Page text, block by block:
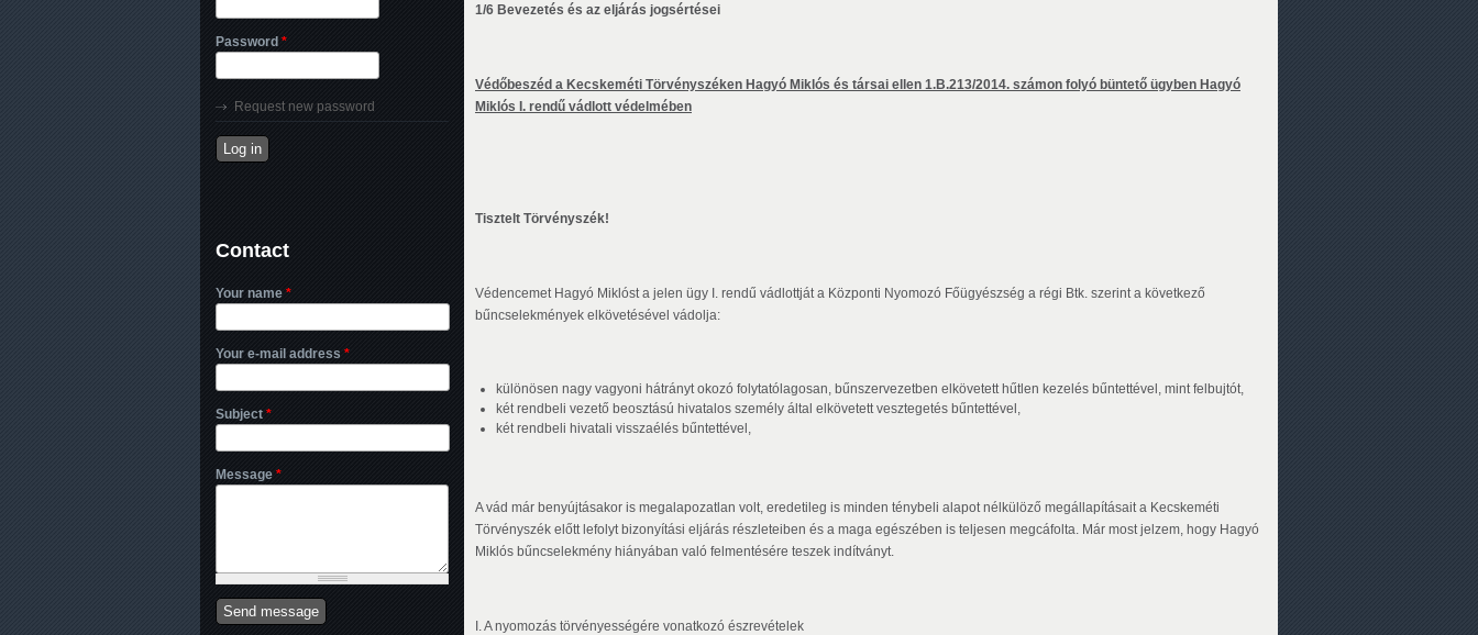
1/6 Bevezetés és az eljárás jogsértései
Védőbeszéd a Kecskeméti Törvényszéken Hagyó Miklós és társai ellen 1.B.213/2014. számon folyó büntető ügyben Hagyó
Miklós I. rendű vádlott védelmében
Tisztelt Törvényszék!
Védencemet Hagyó Miklóst a jelen ügy I. rendű vádlottját a Központi Nyomozó Főügyészség a régi Btk. szerint a következő
bűncselekmények elkövetésével vádolja:
különösen nagy vagyoni hátrányt okozó folytatólagosan, bűnszervezetben elkövetett hűtlen kezelés bűntettével, mint felbujtót,
két rendbeli vezető beosztású hivatalos személy által elkövetett vesztegetés bűntettével,
két rendbeli hivatali visszaélés bűntettével,
A vád már benyújtásakor is megalapozatlan volt, eredetileg is minden ténybeli alapot nélkülöző megállapításait a Kecskeméti
Törvényszék előtt lefolyt bizonyítási eljárás részleteiben és a maga egészében is teljesen megcáfolta. Már most jelzem, hogy Hagyó
Miklós bűncselekmény hiányában való felmentésére teszek indítványt.
I. A nyomozás törvényességére vonatkozó észrevételek
Password *
Request new password
Contact
Your name *
Your e-mail address *
Subject *
Message *